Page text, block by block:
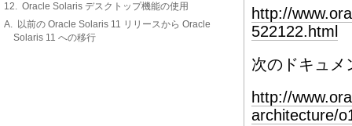
12. Oracle Solaris デスクトップ機能の使用
A. 以前の Oracle Solaris 11 リリースから Oracle
Solaris 11 への移行
http://
522122.html
次のドキュメ
http://
architecture/